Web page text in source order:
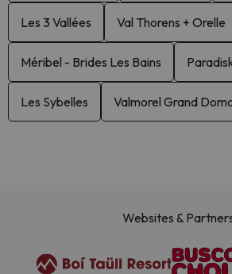
Les 3 Vallées Val Thorens + Orelle
Méribel - Brides Les Bains
Les Sybelles Valmorel Grand
Websites &